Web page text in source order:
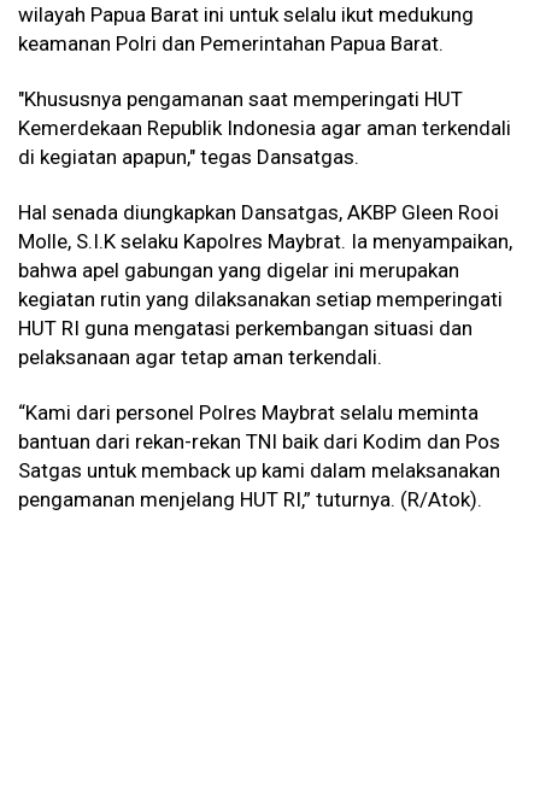
wilayah Papua Barat ini untuk selalu ikut medukung
keamanan Polri dan Pemerintahan Papua Barat.
"Khususnya pengamanan saat memperingati HUT
Kemerdekaan Republik Indonesia agar aman terkendali
di kegiatan apapun," tegas Dansatgas.
Hal senada diungkapkan Dansatgas, AKBP Gleen Rooi
Molle, S.I.K selaku Kapolres Maybrat. Ia menyampaikan,
bahwa apel gabungan yang digelar ini merupakan
kegiatan rutin yang dilaksanakan setiap memperingati
HUT RI guna mengatasi perkembangan situasi dan
pelaksanaan agar tetap aman terkendali.
“Kami dari personel Polres Maybrat selalu meminta
bantuan dari rekan-rekan TNI baik dari Kodim dan Pos
Satgas untuk memback up kami dalam melaksanakan
pengamanan menjelang HUT RI,” tuturnya. (R/Atok).